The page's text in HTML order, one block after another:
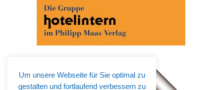
Um unsere Webseite für Sie optimal zu
gestalten und fortlaufend verbessern zu